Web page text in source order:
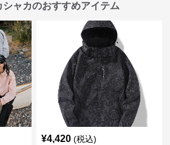
ャカのおすすめアイテム
¥4,420 (税込)